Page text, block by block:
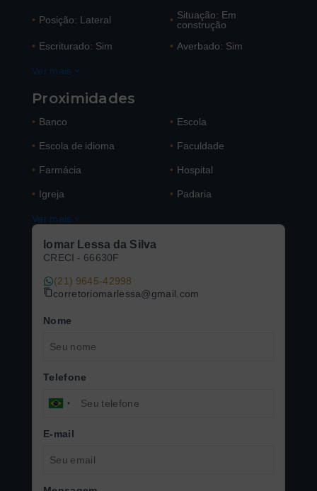
• Posição: Lateral • Situação: Em
construção
• Escriturado: Sim • Averbado: Sim
Ver mais
Proximidades
• Banco • Escola
• Escola de idioma • Faculdade
• Farmácia • Hospital
• Igreja • Padaria
Ver mais
Iomar Lessa da Silva
CRECI - 66630F
(21) 9645-42998
corretoriomarlessa@gmail.com
Nome
Telefone
E-mail